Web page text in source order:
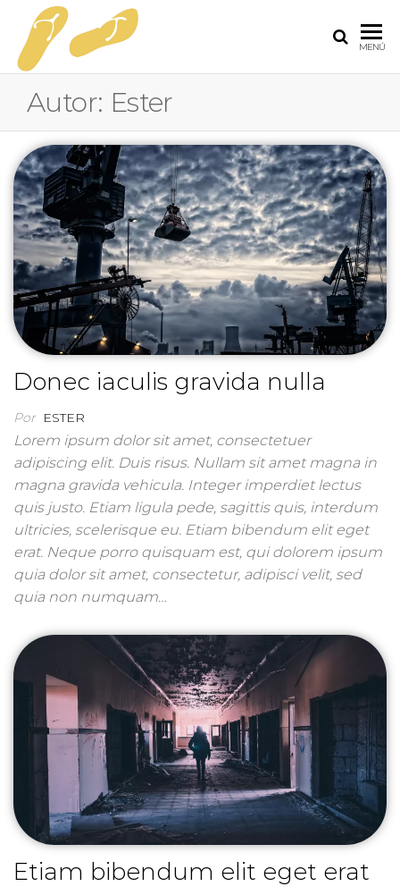
ME
para
cristianos
MENÚ
Autor: Ester
Donec iaculis gravida nulla
Por ESTER
Lorem ipsum dolor sit amet, consectetuer
adipiscing elit. Duis risus. Nullam sit amet magna in
magna gravida vehicula. Integer imperdiet lectus
quis justo. Etiam ligula pede, sagittis quis, interdum
ultricies, scelerisque eu. Etiam bibendum elit eget
erat. Neque porro quisquam est, qui dolorem ipsum
quia dolor sit amet, consectetur, adipisci velit, sed
quia non numquam…
Etiam bibendum elit eget erat